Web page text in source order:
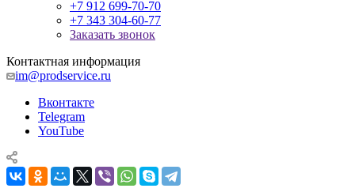
+7 912 699-70-70
+7 343 304-60-77
Заказать звонок
Контактная информация
im@prodservice.ru
Вконтакте
Telegram
YouTube